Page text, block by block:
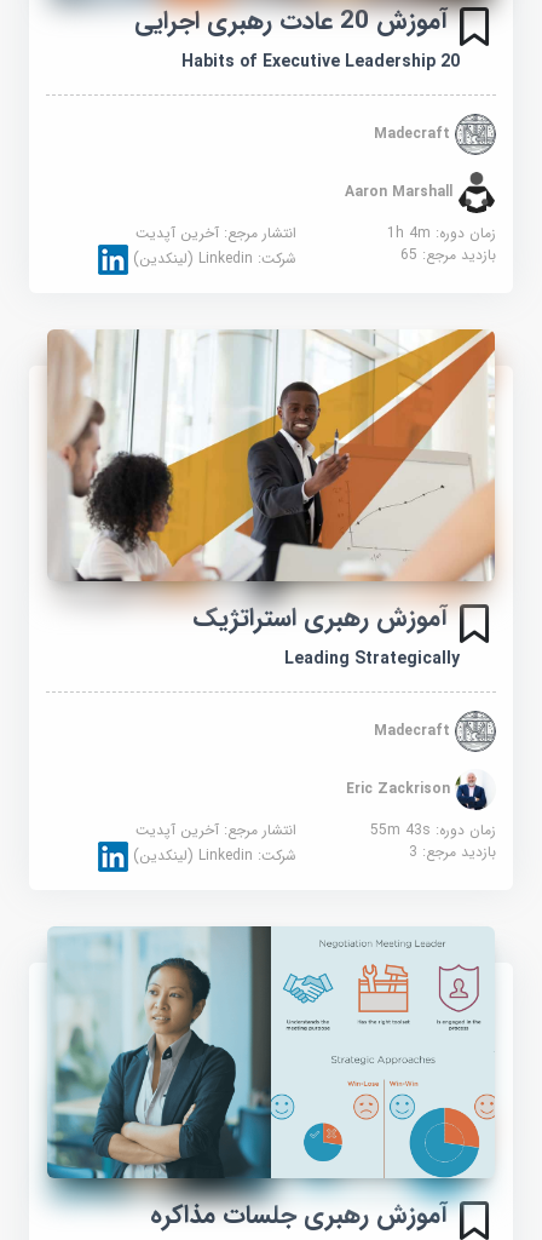
آموزش 20 عادت رهبری اجرایی
20 Habits of Executive Leadership
Madecraft
Aaron Marshall
زمان دوره: 1h 4m
انتشار مرجع:آخرین آپدیت
بازدید مرجع:65 شرکت:Linkedin (لینکدین)
آموزش رهبری استراتژیک
Leading Strategically
Madecraft
Eric Zackrison
زمان دوره: 55m 43s
انتشار مرجع:آخرین آپدیت
بازدید مرجع:3 شرکت:Linkedin (لینکدین)
آموزش رهبری جلسات مذاکره